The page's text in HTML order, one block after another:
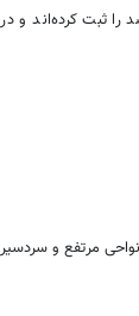
مانند نطنز، میمه، دولت‌آباد و کاشان حداکثر رطوبتی بین ۶۰ تا ۶۸ درصد را ثبت کرده‌اند و در
مرتفع و سردسیر